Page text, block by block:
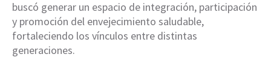
buscó generar un espacio de integración, participación
y promoción del envejecimiento saludable,
fortaleciendo los vínculos entre distintas
generaciones.